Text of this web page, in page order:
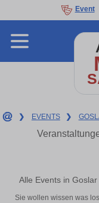
Event
❯ EVENTS ❯
Alle Events in
Sie wollen wissen was